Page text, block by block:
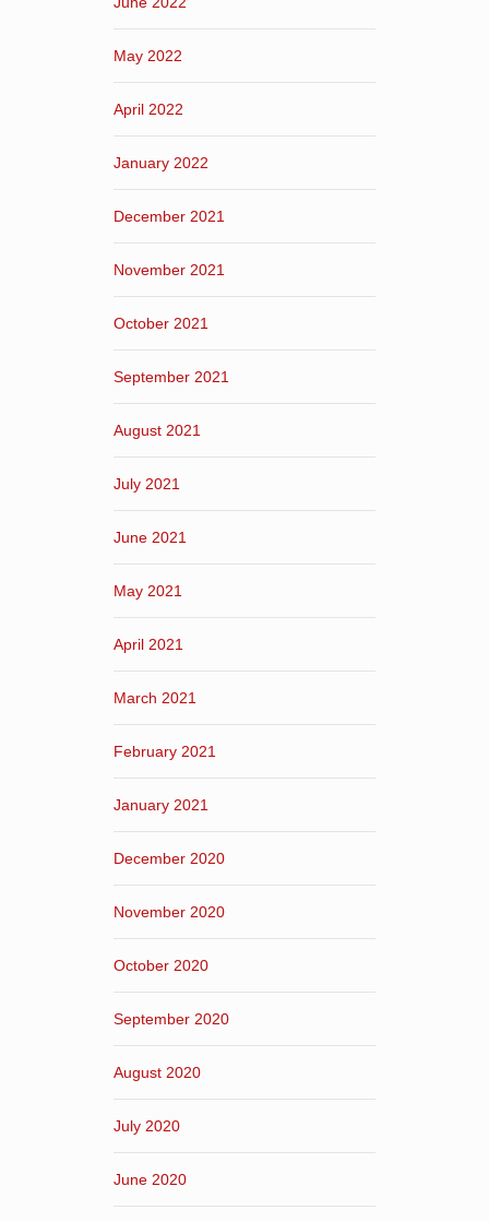
May 2022
April 2022
January 2022
December 2021
November 2021
October 2021
September 2021
August 2021
July 2021
June 2021
May 2021
April 2021
March 2021
February 2021
January 2021
December 2020
November 2020
October 2020
September 2020
August 2020
July 2020
June 2020